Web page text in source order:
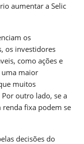
aumentar a Selic
os
os investidores
como ações e
maior
muitos
outro lado, se a
renda fixa podem se
decisões do